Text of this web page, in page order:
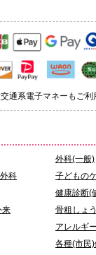
通系電子マネーもご利
外科(一般)
科
子どもの
健康診断(
来
骨粗しょ
アレルギ
各種(市民